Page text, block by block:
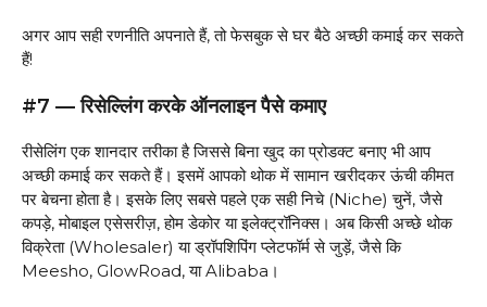
अगर आप सही रणनीति अपनाते हैं, तो फेसबुक से घर बैठे अच्छी कमाई कर सकते
हैं!
#7 — रिसेल्लिंग करके ऑनलाइन पैसे कमाए
रीसेलिंग एक शानदार तरीका है जिससे बिना खुद का प्रोडक्ट बनाए भी आप
अच्छी कमाई कर सकते हैं। इसमें आपको थोक में सामान खरीदकर ऊंची कीमत
पर बेचना होता है। इसके लिए सबसे पहले एक सही निचे (Niche) चुनें, जैसे
कपड़े, मोबाइल एसेसरीज़, होम डेकोर या इलेक्ट्रॉनिक्स। अब किसी अच्छे थोक
विक्रेता (Wholesaler) या ड्रॉपशिपिंग प्लेटफॉर्म से जुड़ें, जैसे कि
Meesho, GlowRoad, या Alibaba।